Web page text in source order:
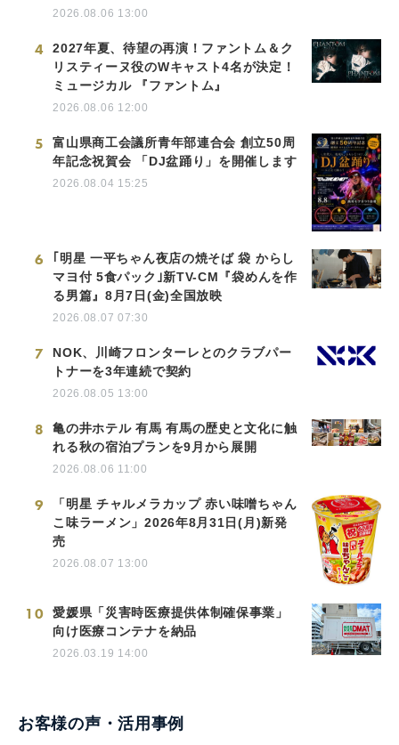
2026.08.06 13:00
4
2027年夏、待望の再演！ファントム＆ク
リスティーヌ役のWキャスト4名が決定！
ミュージカル 『ファントム』
2026.08.06 12:00
5
富山県商工会議所青年部連合会 創立50周
年記念祝賀会 「DJ盆踊り」を開催します
2026.08.04 15:25
6
｢明星 一平ちゃん夜店の焼そば 袋 からし
マヨ付 5食パック｣新TV-CM『袋めんを作
る男篇』8月7日(金)全国放映
2026.08.07 07:30
7
NOK、川崎フロンターレとのクラブパー
トナーを3年連続で契約
2026.08.05 13:00
8
亀の井ホテル 有馬 有馬の歴史と文化に触
れる秋の宿泊プランを9月から展開
2026.08.06 11:00
9
「明星 チャルメラカップ 赤い味噌ちゃん
こ味ラーメン」2026年8月31日(月)新発
売
2026.08.07 13:00
10
愛媛県「災害時医療提供体制確保事業」
向け医療コンテナを納品
2026.03.19 14:00
お客様の声・活用事例